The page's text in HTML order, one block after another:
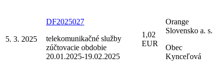
5. 3. 2025
DF2025027
telekomunikačné služby
zúčtovacie obdobie
20.01.2025-19.02.2025
1,02
EUR
Orange
Slovensko a. s.
Obec
Kynceľová